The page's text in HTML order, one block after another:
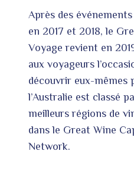
Après des
en 2017 et 2018, le
Voyage revient en
aux voyageurs
découvrir eux-mêmes
l’Australie est classé
meilleurs régions de
dans le Great Wine
Network.